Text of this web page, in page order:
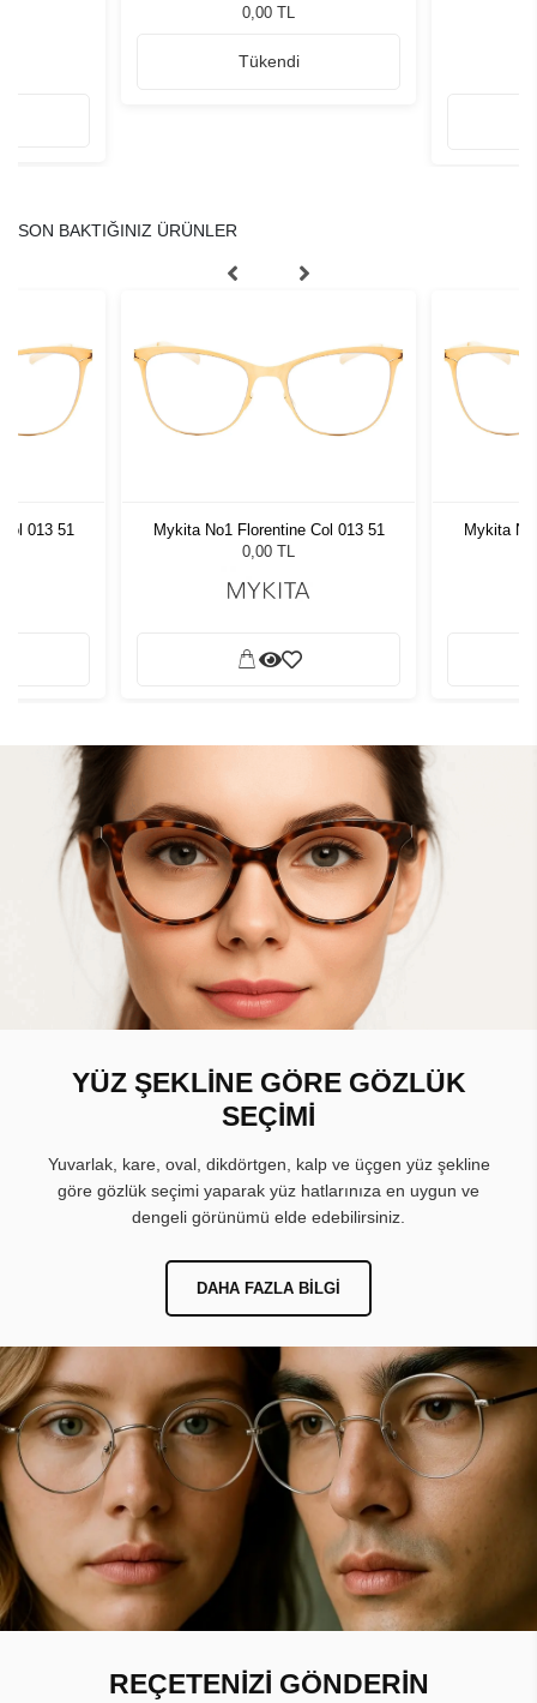
0,00 TL
Tükendi
SON BAKTIĞINIZ ÜRÜNLER
013 51
Mykita No1 Florentine Col 013 51
0,00 TL
Mykita
YÜZ ŞEKLİNE GÖRE GÖZLÜK
SEÇİMİ
Yuvarlak, kare, oval, dikdörtgen, kalp ve üçgen yüz şekline
göre gözlük seçimi yaparak yüz hatlarınıza en uygun ve
dengeli görünümü elde edebilirsiniz.
DAHA FAZLA BILGI
REÇETENİZİ GÖNDERİN